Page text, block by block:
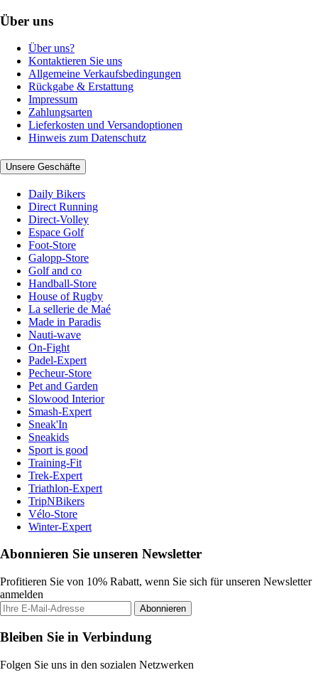
Über uns
Über uns?
Kontaktieren Sie uns
Allgemeine Verkaufsbedingungen
Rückgabe & Erstattung
Impressum
Zahlungsarten
Lieferkosten und Versandoptionen
Hinweis zum Datenschutz
Unsere Geschäfte
Daily Bikers
Direct Running
Direct-Volley
Espace Golf
Foot-Store
Galopp-Store
Golf and co
Handball-Store
House of Rugby
La sellerie de Maé
Made in Paradis
Nauti-wave
On-Fight
Padel-Expert
Pecheur-Store
Pet and Garden
Slowood Interior
Smash-Expert
Sneak'In
Sneakids
Sport is good
Training-Fit
Trek-Expert
Triathlon-Expert
TripNBikers
Vélo-Store
Winter-Expert
Abonnieren Sie unseren Newsletter
Profitieren Sie von 10% Rabatt, wenn Sie sich für unseren Newsletter
anmelden
Abonnieren
Bleiben Sie in Verbindung
Folgen Sie uns in den sozialen Netzwerken